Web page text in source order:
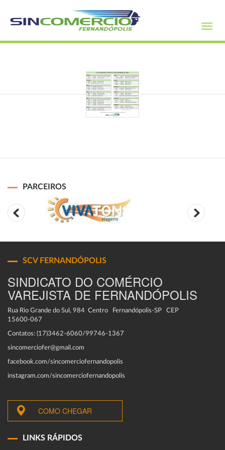
PARCEIROS
SCV FERNANDÓPOLIS
SINDICATO DO COMÉRCIO
VAREJISTA DE FERNANDÓPOLIS
Rua Rio Grande do Sul, 984 Centro Fernandópolis-SP CEP
15600-067
Contatos: (17)3462-6060/99746-1367
sincomerciofer@gmail.com
facebook.com/sincomerciofernandopolis
instagram.com/sincomerciofernandopolis
COMO CHEGAR
LINKS RÁPIDOS